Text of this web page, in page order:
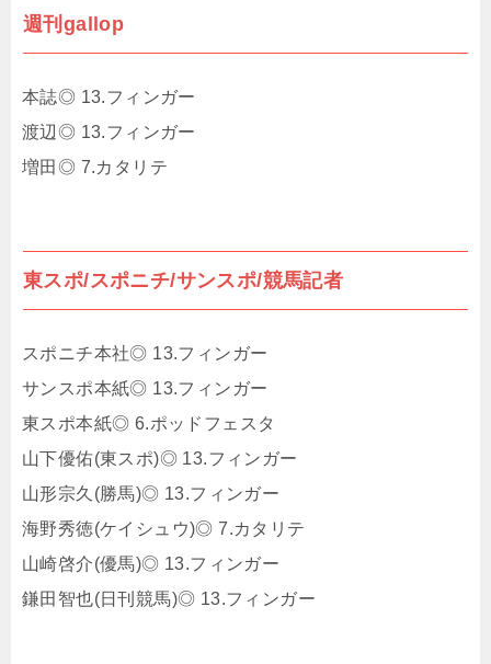
週刊gallop
本誌◎ 13.フィンガー
渡辺◎ 13.フィンガー
増田◎ 7.カタリテ
東スポ/スポニチ/サンスポ/競馬記者
スポニチ本社◎ 13.フィンガー
サンスポ本紙◎ 13.フィンガー
東スポ本紙◎ 6.ポッドフェスタ
山下優佑(東スポ)◎ 13.フィンガー
山形宗久(勝馬)◎ 13.フィンガー
海野秀徳(ケイシュウ)◎ 7.カタリテ
山崎啓介(優馬)◎ 13.フィンガー
鎌田智也(日刊競馬)◎ 13.フィンガー